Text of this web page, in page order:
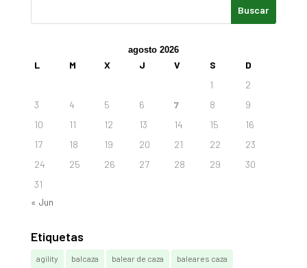
agosto 2026
L M X J V S
D
1
2
3
4 5 6 7 8
9
10
11 12 13 14 15
16
17
18 19 20 21 22
23
24
25 26 27 28 29
30
31
« Jun
Etiquetas
agility balcaza balear de caza baleares caza